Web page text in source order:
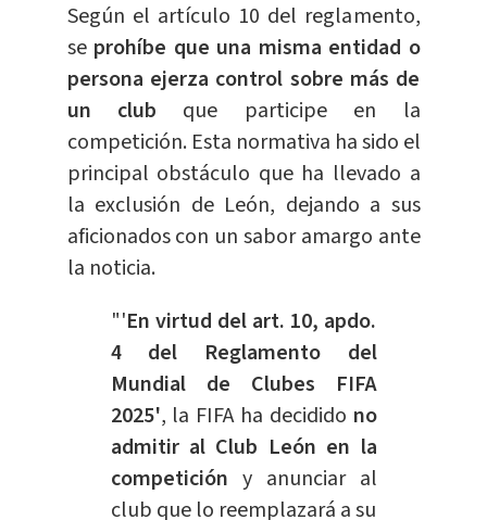
Según el artículo 10 del reglamento,
se prohíbe que una misma entidad o
persona ejerza control sobre más de
un club que participe en la
competición. Esta normativa ha sido el
principal obstáculo que ha llevado a
la exclusión de León, dejando a sus
aficionados con un sabor amargo ante
la noticia.
"'En virtud del art. 10, apdo.
4 del Reglamento del
Mundial de Clubes FIFA
2025', la FIFA ha decidido no
admitir al Club León en la
competición y anunciar al
club que lo reemplazará a su